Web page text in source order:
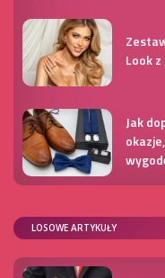
Look
Jak
LOSOWE ARTYKUŁY